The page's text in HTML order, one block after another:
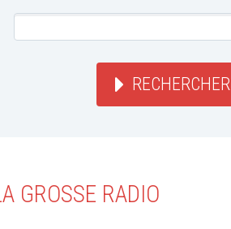
RECHERCHER
GROSSE RADIO